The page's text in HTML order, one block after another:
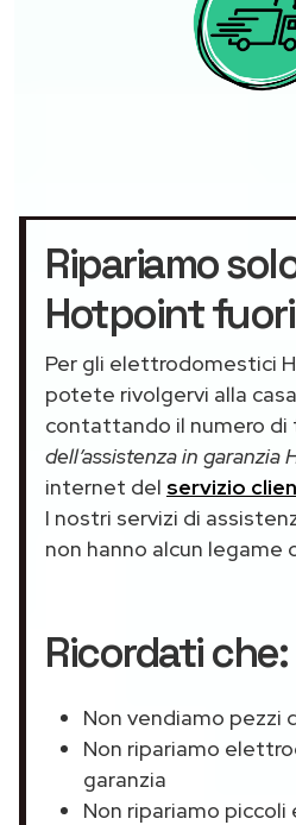
Ripariamo
Hotpoint
Per gli elettrodomestici
potete rivolgervi alla
contattando il numero
dell’assistenza in garanzia
internet del servizio
I nostri servizi di
non hanno alcun legame
Ricordati che:
Non vendiamo pezzi
Non ripariamo
garanzia
Non ripariamo